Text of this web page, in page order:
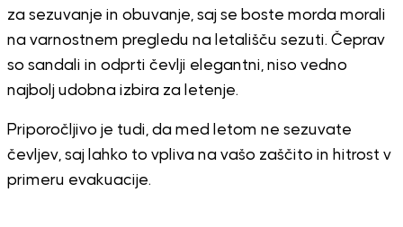
za sezuvanje in obuvanje, saj se boste morda morali
na varnostnem pregledu na letališču sezuti. Čeprav
so sandali in odprti čevlji elegantni, niso vedno
najbolj udobna izbira za letenje.
Priporočljivo je tudi, da med letom ne sezuvate
čevljev, saj lahko to vpliva na vašo zaščito in hitrost v
primeru evakuacije.